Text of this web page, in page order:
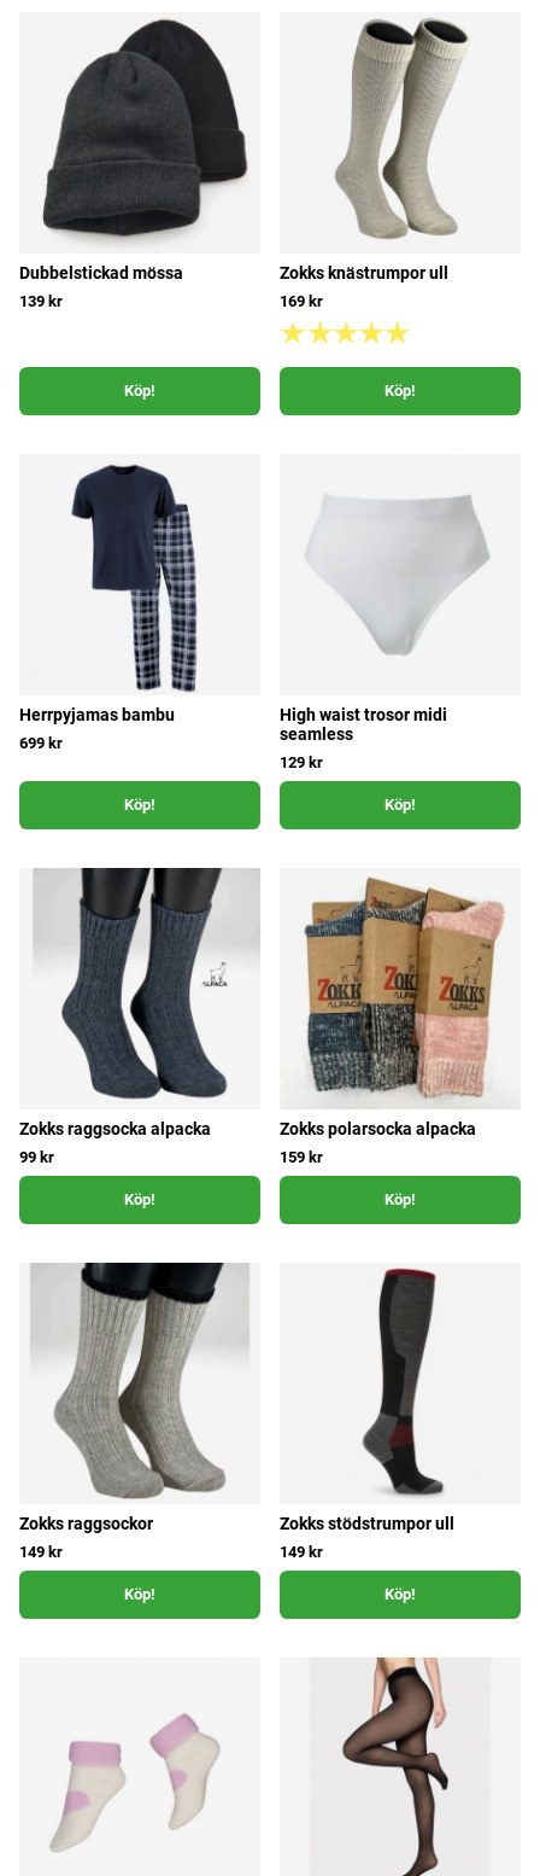
Dubbelstickad mössa
139 kr
Köp!
Zokks knästrumpor ull
169 kr
Köp!
Herrpyjamas bambu
699 kr
Köp!
High waist trosor midi
seamless
129 kr
Köp!
Zokks raggsocka alpacka
99 kr
Köp!
Zokks polarsocka alpacka
159 kr
Köp!
Zokks raggsockor
149 kr
Köp!
Zokks stödstrumpor ull
149 kr
Köp!